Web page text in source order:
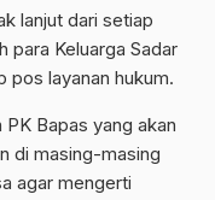
lanjut dari setiap
para Keluarga Sadar
pos layanan hukum.
Bapas yang akan
di masing-masing
agar mengerti